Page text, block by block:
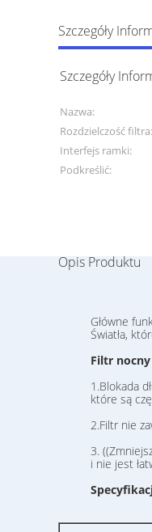
Szczegóły
Szczegóły
Nazwa:
Rozdzielczość filtra:
Interfejs ramki:
Podkreślić:
Opis Produktu
Główne
Światła,
Filtr
1.Blokada
które są
2.Filtr nie
3.
i nie jest